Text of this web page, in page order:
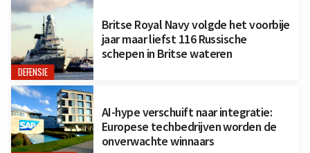
DEFENSIE
Britse Royal Navy volgde het voorbije
jaar maar liefst 116 Russische
schepen in Britse wateren
AI-hype verschuift naar integratie:
Europese techbedrijven worden de
onverwachte winnaars